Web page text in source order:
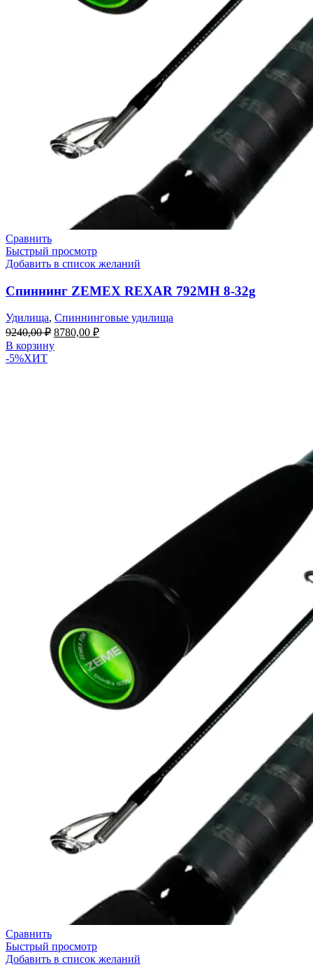
Сравнить
Быстрый просмотр
Добавить в список желаний
Спиннинг ZEMEX REXAR 792MH 8-32g
Удилища, Спиннинговые удилища
9240,00₽ 8780,00 ₽
В корзину
-5%ХИТ
Сравнить
Быстрый просмотр
Добавить в список желаний